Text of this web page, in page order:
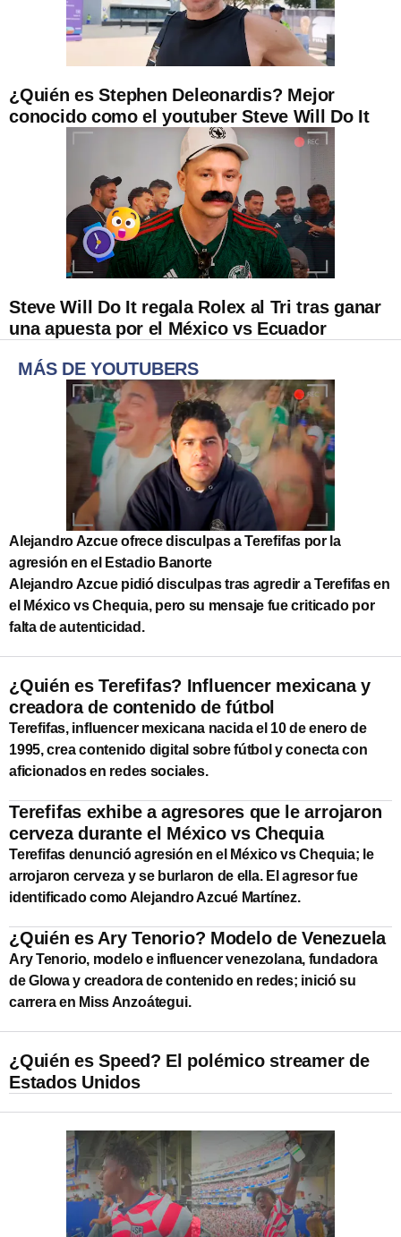
¿Quién es Stephen Deleonardis? Mejor
conocido como el youtuber Steve Will Do It
Steve Will Do It regala Rolex al Tri tras ganar
una apuesta por el México vs Ecuador
MÁS DE YOUTUBERS
Alejandro Azcue ofrece disculpas a Terefifas por la
agresión en el Estadio Banorte
Alejandro Azcue pidió disculpas tras agredir a Terefifas en
el México vs Chequia, pero su mensaje fue criticado por
falta de autenticidad.
¿Quién es Terefifas? Influencer mexicana y
creadora de contenido de fútbol
Terefifas, influencer mexicana nacida el 10 de enero de
1995, crea contenido digital sobre fútbol y conecta con
aficionados en redes sociales.
Terefifas exhibe a agresores que le arrojaron
cerveza durante el México vs Chequia
Terefifas denunció agresión en el México vs Chequia; le
arrojaron cerveza y se burlaron de ella. El agresor fue
identificado como Alejandro Azcué Martínez.
¿Quién es Ary Tenorio? Modelo de Venezuela
Ary Tenorio, modelo e influencer venezolana, fundadora
de Glowa y creadora de contenido en redes; inició su
carrera en Miss Anzoátegui.
¿Quién es Speed? El polémico streamer de
Estados Unidos